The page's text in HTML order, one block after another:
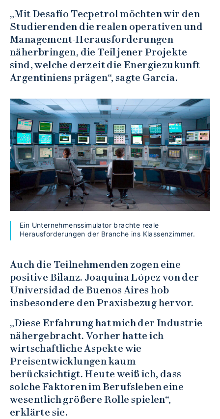
„Mit Desafío Tecpetrol möchten wir den
Studierenden die realen operativen und
Management-Herausforderungen
näherbringen, die Teil jener Projekte
sind, welche derzeit die Energiezukunft
Argentiniens prägen“, sagte García.
Ein Unternehmenssimulator brachte reale
Herausforderungen der Branche ins Klassenzimmer.
Auch die Teilnehmenden zogen eine
positive Bilanz. Joaquina López von der
Universidad de Buenos Aires hob
insbesondere den Praxisbezug hervor.
„Diese Erfahrung hat mich der Industrie
nähergebracht. Vorher hatte ich
wirtschaftliche Aspekte wie
Preisentwicklungen kaum
berücksichtigt. Heute weiß ich, dass
solche Faktoren im Berufsleben eine
wesentlich größere Rolle spielen“,
erklärte sie.